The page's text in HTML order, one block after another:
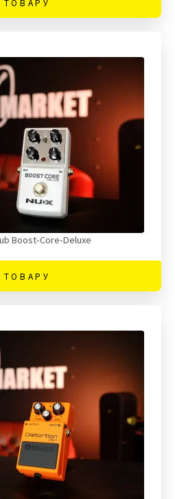
ТОВАРУ
Boost-Core-Deluxe
ТОВАРУ